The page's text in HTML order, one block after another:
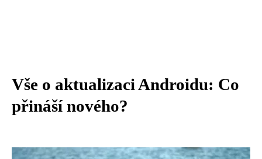
Vše o aktualizaci Androidu: Co
přináší nového?